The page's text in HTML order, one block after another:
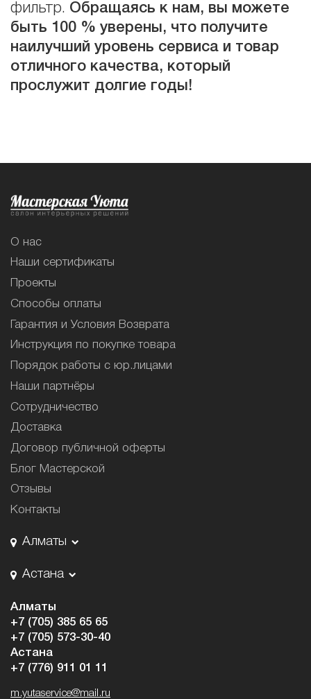
фильтр. Обращаясь к нам, вы можете
быть 100 % уверены, что получите
наилучший уровень сервиса и товар
отличного качества, который
прослужит долгие годы!
О нас
Наши сертификаты
Проекты
Способы оплаты
Гарантия и Условия Возврата
Инструкция по покупке товара
Порядок работы с юр.лицами
Наши партнёры
Сотрудничество
Доставка
Договор публичной оферты
Блог Мастерской
Отзывы
Контакты
Алматы
Астана
Алматы
+7 (705) 385 65 65
+7 (705) 573-30-40
Астана
+7 (776) 911 01 11
m.yutaservice@mail.ru